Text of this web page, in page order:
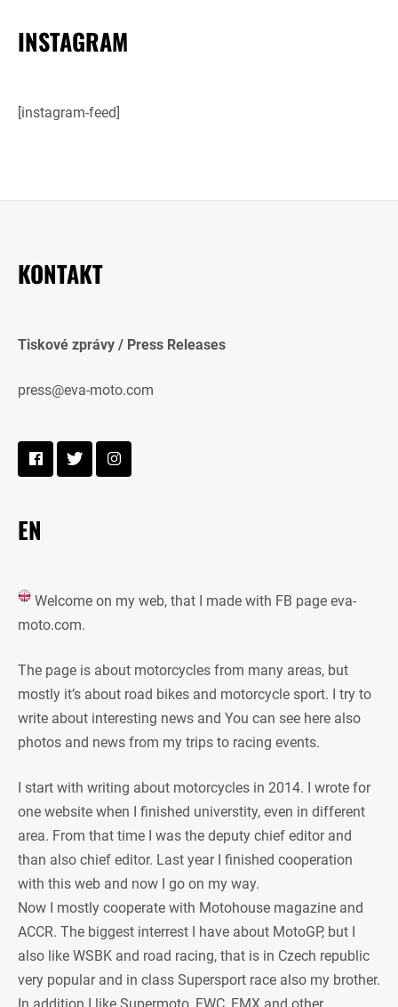
INSTAGRAM
[instagram-feed]
KONTAKT
Tiskové zprávy / Press Releases
press@eva-moto.com
EN
Welcome on my web, that I made with FB page eva-
moto.com.
The page is about motorcycles from many areas, but
mostly it’s about road bikes and motorcycle sport. I try to
write about interesting news and You can see here also
photos and news from my trips to racing events.
I start with writing about motorcycles in 2014. I wrote for
one website when I finished universtity, even in different
area. From that time I was the deputy chief editor and
than also chief editor. Last year I finished cooperation
with this web and now I go on my way.
Now I mostly cooperate with Motohouse magazine and
ACCR. The biggest interrest I have about MotoGP, but I
also like WSBK and road racing, that is in Czech republic
very popular and in class Supersport race also my brother.
In addition I like Supermoto, EWC, FMX and other